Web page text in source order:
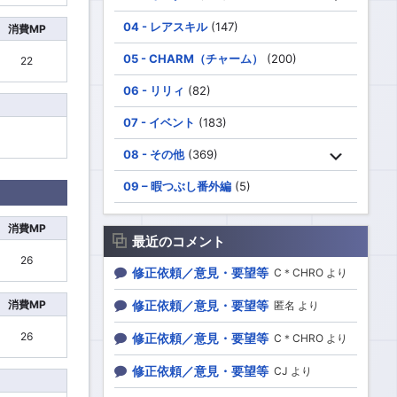
消費MP
22
消費MP
26
消費MP
26
04 - レアスキル(147)
05 - CHARM（チャーム） (200)
06 - リリィ (82)
07 - イベント (183)
08 - その他(369)
09 – 暇つぶし番外編 (5)
最近のコメント
修正依頼／意見・要望等 C＊CHRO より
修正依頼／意見・要望等 匿名 より
修正依頼／意見・要望等 C＊CHRO より
修正依頼／意見・要望等 CJ より